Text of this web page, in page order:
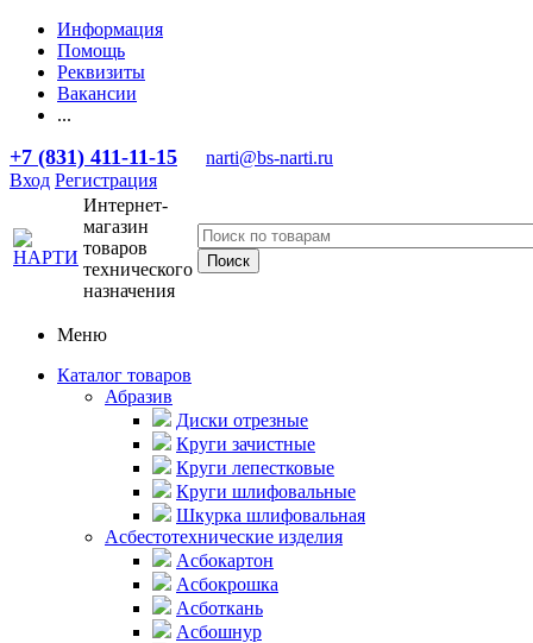
Информация
Помощь
Реквизиты
Вакансии
...
+7 (831) 411-11-15
narti@bs-narti.ru
Вход Регистрация
Интернет-
магазин
товаров
технического
назначения
Меню
Каталог товаров
Абразив
Диски отрезные
Круги зачистные
Круги лепестковые
Круги шлифовальные
Шкурка шлифовальная
Асбестотехнические изделия
Асбокартон
Асбокрошка
Асботкань
Асбошнур